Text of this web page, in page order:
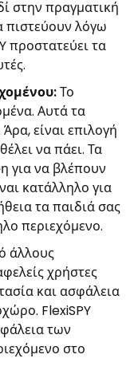
στην πραγματική
πιστεύουν λόγω
προστατεύει τα
Το
Αυτά τα
είναι επιλογή
να πάει. Τα
για να βλέπουν
κατάλληλο για
τα παιδιά σας
περιεχόμενο.
άλλους
χρήστες
και ασφάλεια
FlexiSPY
των
στο